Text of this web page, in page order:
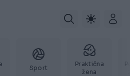
Sport
Praktična
žena